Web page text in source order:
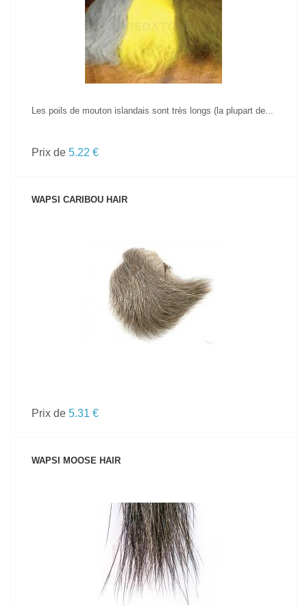
VOIR LE PRODUIT
Les poils de mouton islandais sont très longs (la plupart de...
Prix de 5.22 €
WAPSI CARIBOU HAIR
VOIR LE PRODUIT
Prix de 5.31 €
WAPSI MOOSE HAIR
VOIR LE PRODUIT